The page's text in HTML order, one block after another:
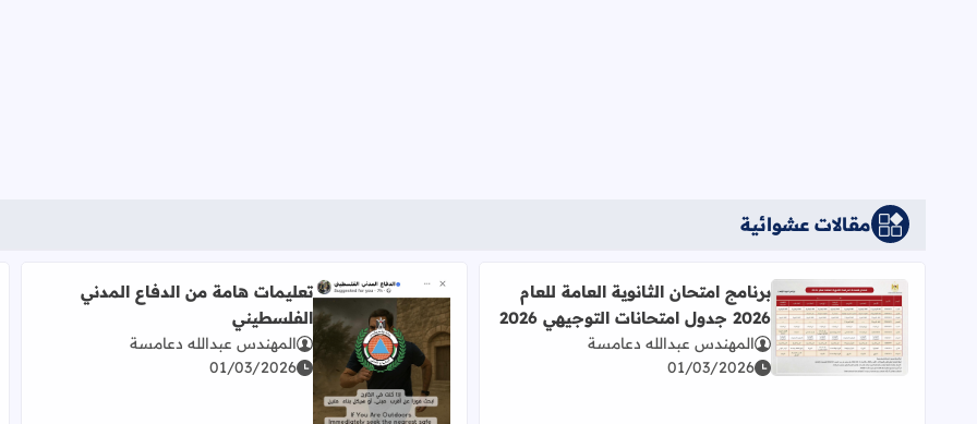
مقالات عشوائية
اقرأ المزيد عن برنامج امتحان الثانوية العامة للعام 2026 جدول امتحانات التوجيهي 2026
برنامج امتحان الثانوية العامة للعام
2026 جدول امتحانات التوجيهي 2026
المهندس عبدالله دعامسة
01/03/2026
اقرأ المزيد عن تعليمات هامة من الدفاع المدني الفلسطيني
تعليمات هامة من الدفاع المدني
الفلسطيني
المهندس عبدالله دعامسة
01/03/2026